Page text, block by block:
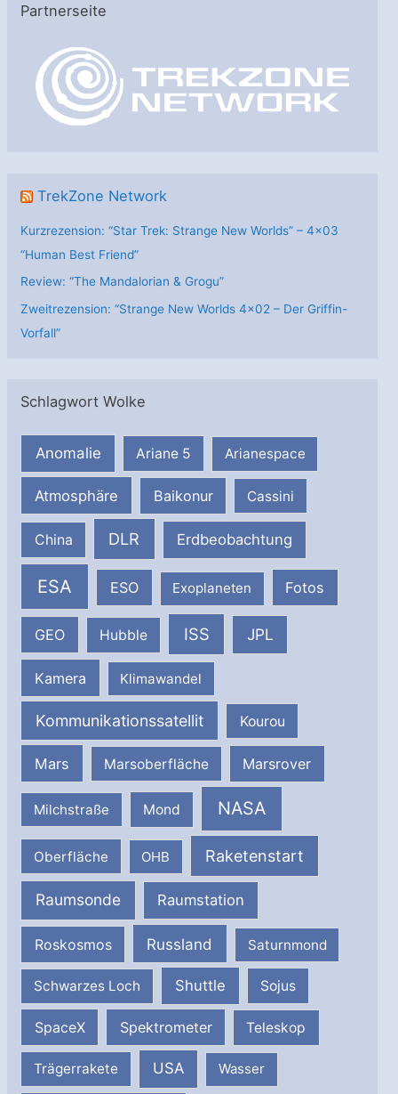
g
Partnerseite
TrekZone Network
Kurzrezension: “Star Trek: Strange New Worlds” – 4×03
“Human Best Friend”
Review: “The Mandalorian & Grogu”
Zweitrezension: “Strange New Worlds 4×02 – Der Griffin-
Vorfall”
Schlagwort Wolke
Anomalie Ariane 5 Arianespace
Atmosphäre Baikonur Cassini
China DLR Erdbeobachtung
ESA ESO Exoplaneten Fotos
GEO Hubble ISS JPL
Kamera Klimawandel
Kommunikationssatellit Kourou
Mars Marsoberfläche Marsrover
Milchstraße Mond NASA
Oberfläche OHB Raketenstart
Raumsonde Raumstation
Roskosmos Russland Saturnmond
Schwarzes Loch Shuttle Sojus
SpaceX Spektrometer Teleskop
Trägerrakete USA Wasser